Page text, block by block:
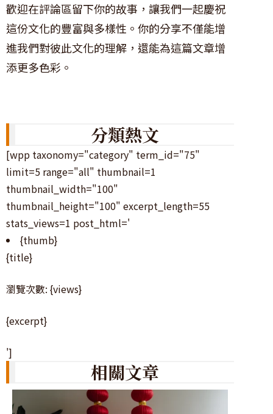
歡迎在評論區留下你的故事，讓我們一起慶祝
這份文化的豐富與多樣性。你的分享不僅能增
進我們對彼此文化的理解，還能為這篇文章增
添更多色彩。
分類熱文
[wpp taxonomy="category" term_id="75"
limit=5 range="all" thumbnail=1
thumbnail_width="100"
thumbnail_height="100" excerpt_length=55
stats_views=1 post_html='
{thumb}
{title}
瀏覽次數: {views}
{excerpt}
']
相關文章